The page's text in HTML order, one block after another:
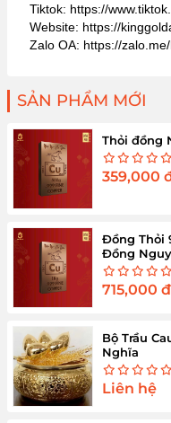
Tiktok: https://
Website: https://
Zalo OA: https://
SẢN PHẨM MỚI
Thỏi đồng
359,000
Đồng Thỏi
Đồng
715,000 đ
Bộ Trầu
Nghĩa
Liên hệ